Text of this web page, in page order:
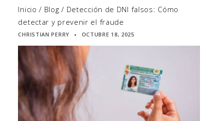
Inicio / Blog / Detección de DNI falsos: Cómo
detectar y prevenir el fraude
CHRISTIAN PERRY ▪ OCTUBRE 18, 2025